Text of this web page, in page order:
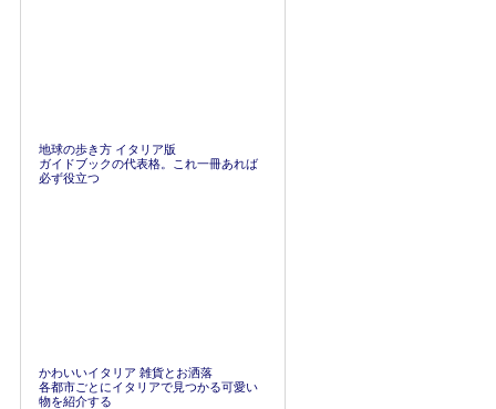
地球の歩き方 イタリア版
ガイドブックの代表格。これ一冊あれば
必ず役立つ
かわいいイタリア 雑貨とお洒落
各都市ごとにイタリアで見つかる可愛い
物を紹介する